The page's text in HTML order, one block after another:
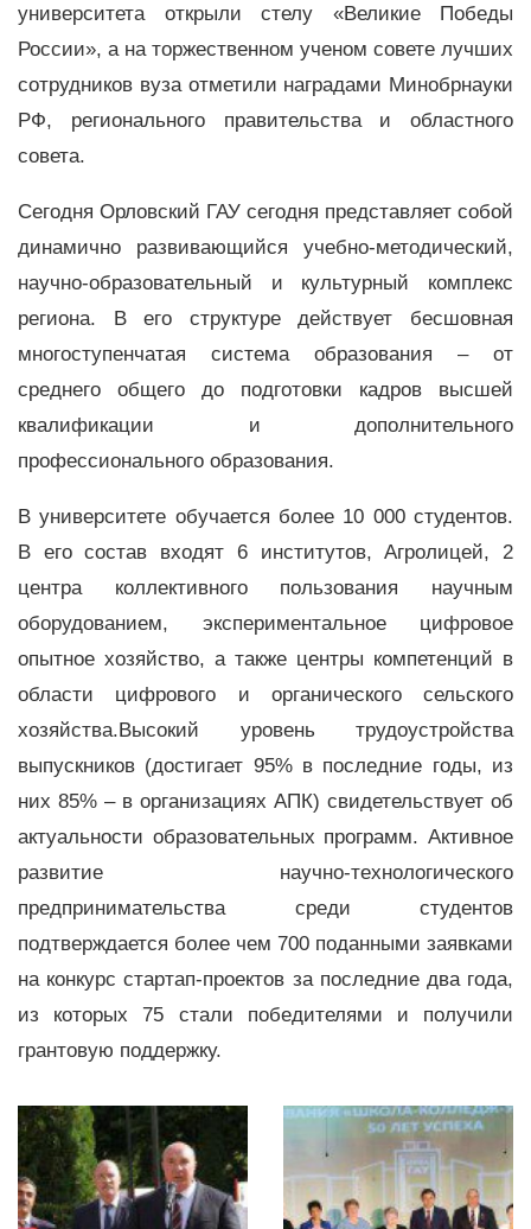
университета открыли стелу «Великие Победы
России», а на торжественном ученом совете лучших
сотрудников вуза отметили наградами Минобрнауки
РФ, регионального правительства и областного
совета.
Сегодня Орловский ГАУ сегодня представляет собой
динамично развивающийся учебно-методический,
научно-образовательный и культурный комплекс
региона. В его структуре действует бесшовная
многоступенчатая система образования – от
среднего общего до подготовки кадров высшей
квалификации и дополнительного
профессионального образования.
В университете обучается более 10 000 студентов.
В его состав входят 6 институтов, Агролицей, 2
центра коллективного пользования научным
оборудованием, экспериментальное цифровое
опытное хозяйство, а также центры компетенций в
области цифрового и органического сельского
хозяйства.Высокий уровень трудоустройства
выпускников (достигает 95% в последние годы, из
них 85% – в организациях АПК) свидетельствует об
актуальности образовательных программ. Активное
развитие научно-технологического
предпринимательства среди студентов
подтверждается более чем 700 поданными заявками
на конкурс стартап-проектов за последние два года,
из которых 75 стали победителями и получили
грантовую поддержку.